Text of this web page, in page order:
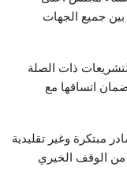
بين جميع الجهات
ذات الصلة
اتساقها مع
مبتكرة وغير تقليدية
من الوقف الخيري